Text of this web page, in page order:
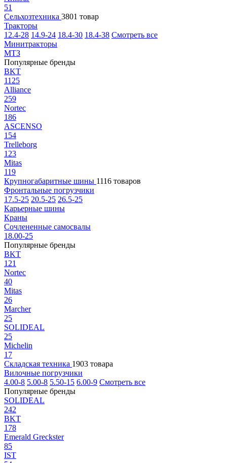
51
Сельхозтехника 3801 товар
Тракторы
12.4-28 14.9-24 18.4-30 18.4-38 Смотреть все
Минитракторы
МТЗ
Популярные бренды
BKT
1125
Alliance
259
Nortec
186
ASCENSO
154
Trelleborg
123
Mitas
119
Крупногабаритные шины 1116 товаров
Фронтальные погрузчики
17.5-25 20.5-25 26.5-25
Карьерные шины
Краны
Сочлененные самосвалы
18.00-25
Популярные бренды
BKT
121
Nortec
40
Mitas
26
Marcher
25
SOLIDEAL
25
Michelin
17
Складская техника 1903 товара
Вилочные погрузчики
4.00-8 5.00-8 5.50-15 6.00-9 Смотреть все
Популярные бренды
SOLIDEAL
242
BKT
178
Emerald Greckster
85
IST